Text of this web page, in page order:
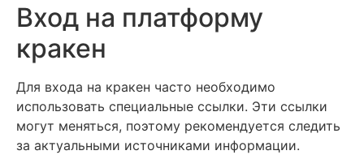
Вход на платформу
кракен
Для входа на кракен часто необходимо
использовать специальные ссылки. Эти ссылки
могут меняться, поэтому рекомендуется следить
за актуальными источниками информации.